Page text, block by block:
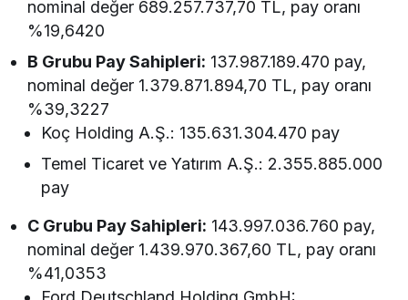
nominal değer 689.257.737,70 TL, pay oranı
%19,6420
B Grubu Pay Sahipleri: 137.987.189.470 pay,
nominal değer 1.379.871.894,70 TL, pay oranı
%39,3227
Koç Holding A.Ş.: 135.631.304.470 pay
Temel Ticaret ve Yatırım A.Ş.: 2.355.885.000
pay
C Grubu Pay Sahipleri: 143.997.036.760 pay,
nominal değer 1.439.970.367,60 TL, pay oranı
%41,0353